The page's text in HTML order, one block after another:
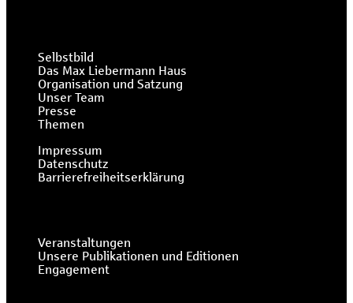
Selbstbild
Das Max Liebermann Haus
Organisation und Satzung
Unser Team
Presse
Themen
Impressum
Datenschutz
Barrierefreiheitserklärung
Veranstaltungen
Unsere Publikationen und Editionen
Engagement